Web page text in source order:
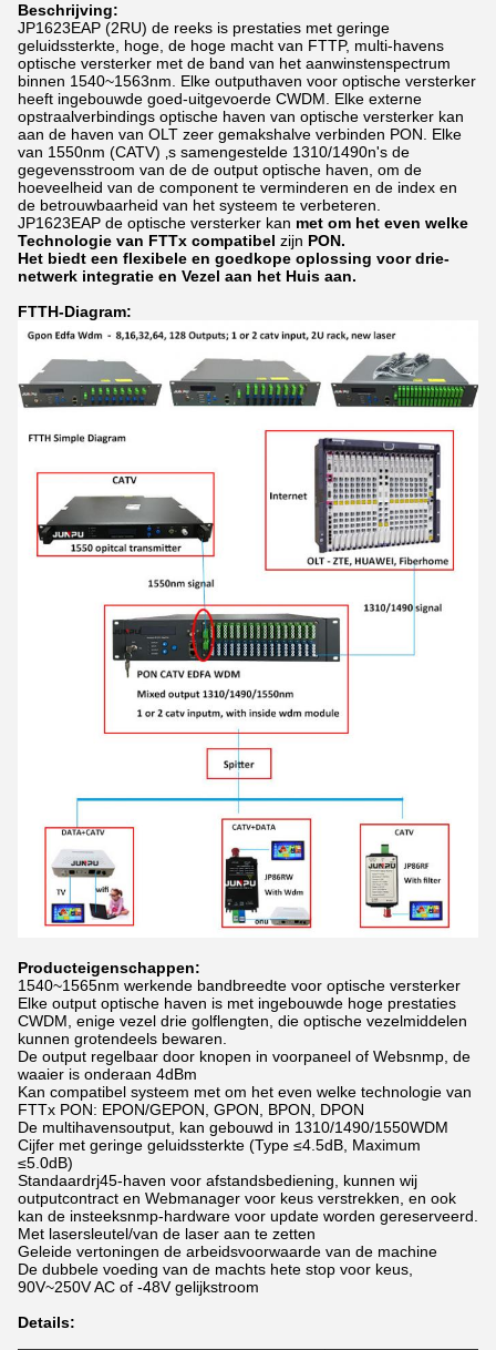
Beschrijving:
JP1623EAP (2RU) de reeks is prestaties met geringe
geluidssterkte, hoge, de hoge macht van FTTP, multi-havens
optische versterker met de band van het aanwinstenspectrum
binnen 1540~1563nm. Elke outputhaven voor optische versterker
heeft ingebouwde goed-uitgevoerde CWDM. Elke externe
opstraalverbindings optische haven van optische versterker kan
aan de haven van OLT zeer gemakshalve verbinden PON. Elke
van 1550nm (CATV) ‚s samengestelde 1310/1490n's de
gegevensstroom van de de output optische haven, om de
hoeveelheid van de component te verminderen en de index en
de betrouwbaarheid van het systeem te verbeteren.
JP1623EAP de optische versterker kan met om het even welke
Technologie van FTTx compatibel zijn PON.
Het biedt een flexibele en goedkope oplossing voor drie-
netwerk integratie en Vezel aan het Huis aan.
FTTH-Diagram:
Producteigenschappen:
1540~1565nm werkende bandbreedte voor optische versterker
Elke output optische haven is met ingebouwde hoge prestaties
CWDM, enige vezel drie golflengten, die optische vezelmiddelen
kunnen grotendeels bewaren.
De output regelbaar door knopen in voorpaneel of Websnmp, de
waaier is onderaan 4dBm
Kan compatibel systeem met om het even welke technologie van
FTTx PON: EPON/GEPON, GPON, BPON, DPON
De multihavensoutput, kan gebouwd in 1310/1490/1550WDM
Cijfer met geringe geluidssterkte (Type ≤4.5dB, Maximum
≤5.0dB)
Standaardrj45-haven voor afstandsbediening, kunnen wij
outputcontract en Webmanager voor keus verstrekken, en ook
kan de insteeksnmp-hardware voor update worden gereserveerd.
Met lasersleutel/van de laser aan te zetten
Geleide vertoningen de arbeidsvoorwaarde van de machine
De dubbele voeding van de machts hete stop voor keus,
90V~250V AC of -48V gelijkstroom
Details: